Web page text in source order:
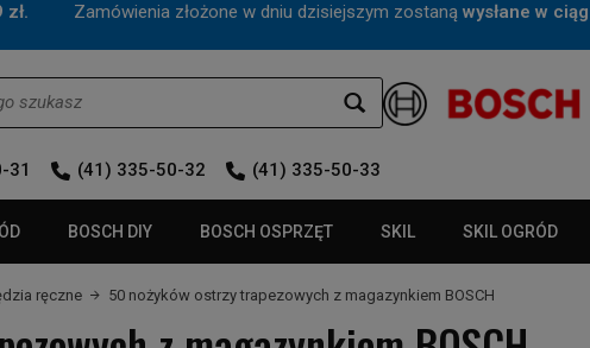
zł. Zamówienia złożone w dniu dzisiejszym zostaną wysłane w
31 (41) 335-50-32 (41) 335-50-33
BOSCH DIY BOSCH OSPRZĘT SKIL SKIL OGRÓD
ręczne 50 nożyków ostrzy trapezowych z magazynkiem BOSCH